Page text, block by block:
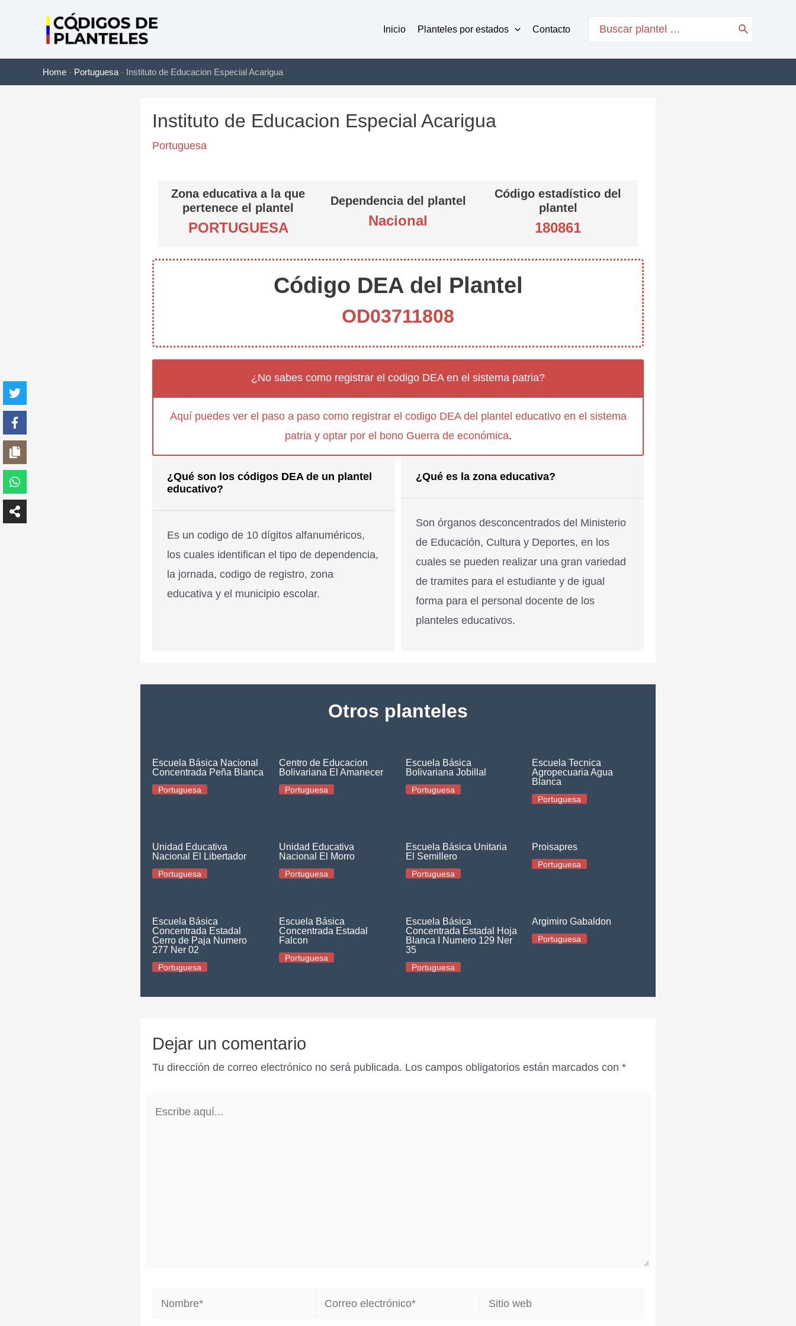
Inicio Planteles por estados Contacto
for:
Home - Portuguesa - Instituto de Educacion Especial Acarigua
Instituto de Educacion Especial Acarigua
Portuguesa
Zona educativa a la que
pertenece el plantel
PORTUGUESA
Dependencia del plantel
Nacional
Código estadístico del
plantel
180861
Código DEA del Plantel
OD03711808
¿No sabes como registrar el codigo DEA en el sistema patria?
Aquí puedes ver el paso a paso como registrar el codigo DEA del plantel educativo en el sistema
patria y optar por el bono Guerra de económica.
¿Qué son los códigos DEA de un plantel
educativo?
Es un codigo de 10 dígitos alfanuméricos,
los cuales identifican el tipo de dependencia,
la jornada, codigo de registro, zona
educativa y el municipio escolar.
¿Qué es la zona educativa?
Son órganos desconcentrados del Ministerio
de Educación, Cultura y Deportes, en los
cuales se pueden realizar una gran variedad
de tramites para el estudiante y de igual
forma para el personal docente de los
planteles educativos.
Otros planteles
Escuela Básica Nacional
Concentrada Peña Blanca
Portuguesa
Centro de Educacion
Bolivariana El Amanecer
Portuguesa
Escuela Básica
Bolivariana Jobillal
Portuguesa
Escuela Tecnica
Agropecuaria Agua
Blanca
Portuguesa
Unidad Educativa
Nacional El Libertador
Portuguesa
Unidad Educativa
Nacional El Morro
Portuguesa
Escuela Básica Unitaria
El Semillero
Portuguesa
Proisapres
Portuguesa
Escuela Básica
Concentrada Estadal
Cerro de Paja Numero
277 Ner 02
Portuguesa
Escuela Básica
Concentrada Estadal
Falcon
Portuguesa
Escuela Básica
Concentrada Estadal Hoja
Blanca I Numero 129 Ner
35
Portuguesa
Argimiro Gabaldon
Portuguesa
Dejar un comentario
Tu dirección de correo electrónico no será publicada. Los campos obligatorios están marcados con *
Nombre*
Correo
Sitio